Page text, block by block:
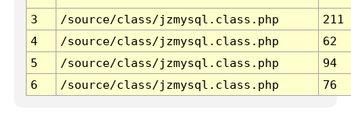
3 /source/class/jzmysql.class.php
211
4
/source/class/jzmysql.class.php
62
5
/source/class/jzmysql.class.php
94
6
/source/class/jzmysql.class.php 76